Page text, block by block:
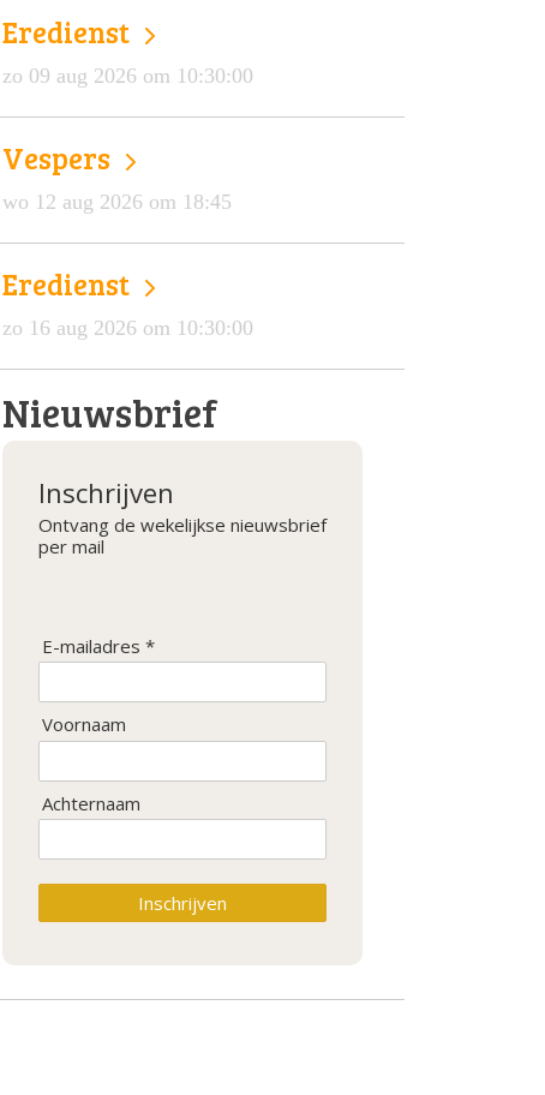
Eredienst
zo 09 aug 2026 om 10:30:00
Vespers
wo 12 aug 2026 om 18:45
Eredienst
zo 16 aug 2026 om 10:30:00
Nieuwsbrief
Inschrijven
Ontvang de wekelijkse nieuwsbrief
per mail
E-mailadres *
Voornaam
Achternaam
Inschrijven